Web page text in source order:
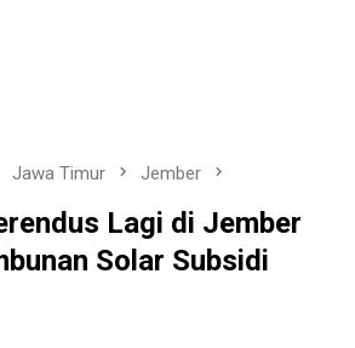
Jawa Timur Jember
Lagi di Jember
Solar Subsidi